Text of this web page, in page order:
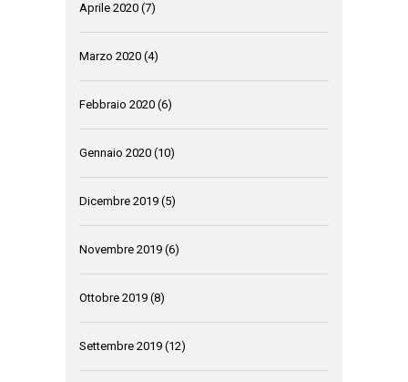
Aprile 2020 (7)
Marzo 2020 (4)
Febbraio 2020 (6)
Gennaio 2020 (10)
Dicembre 2019 (5)
Novembre 2019 (6)
Ottobre 2019 (8)
Settembre 2019 (12)